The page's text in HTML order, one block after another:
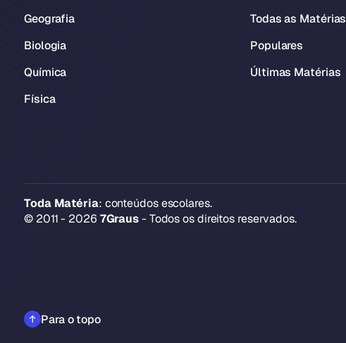
Geografia
Biologia
Química
Física
Todas as Matérias
Populares
Últimas Matérias
Toda Matéria: conteúdos escolares.
© 2011 - 2026 7Graus- Todos os direitos reservados.
Para o topo